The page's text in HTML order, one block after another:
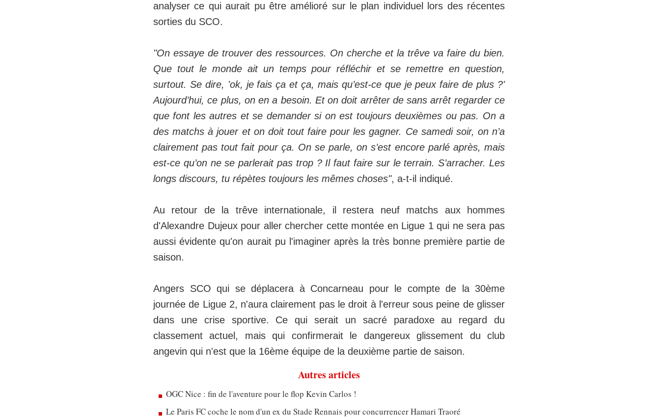
analyser ce qui aurait pu être amélioré sur le plan individuel lors des récentes
sorties du SCO.
"On essaye de trouver des ressources. On cherche et la trêve va faire du bien.
Que tout le monde ait un temps pour réfléchir et se remettre en question,
surtout. Se dire, 'ok, je fais ça et ça, mais qu’est-ce que je peux faire de plus ?'
Aujourd’hui, ce plus, on en a besoin. Et on doit arrêter de sans arrêt regarder ce
que font les autres et se demander si on est toujours deuxièmes ou pas. On a
des matchs à jouer et on doit tout faire pour les gagner. Ce samedi soir, on n’a
clairement pas tout fait pour ça. On se parle, on s’est encore parlé après, mais
est-ce qu’on ne se parlerait pas trop ? Il faut faire sur le terrain. S’arracher. Les
longs discours, tu répètes toujours les mêmes choses", a-t-il indiqué.
Au retour de la trêve internationale, il restera neuf matchs aux hommes
d'Alexandre Dujeux pour aller chercher cette montée en Ligue 1 qui ne sera pas
aussi évidente qu'on aurait pu l'imaginer après la très bonne première partie de
saison.
Angers SCO qui se déplacera à Concarneau pour le compte de la 30ème
journée de Ligue 2, n'aura clairement pas le droit à l'erreur sous peine de glisser
dans une crise sportive. Ce qui serait un sacré paradoxe au regard du
classement actuel, mais qui confirmerait le dangereux glissement du club
angevin qui n'est que la 16ème équipe de la deuxième partie de saison.
Autres articles
OGC Nice : fin de l'aventure pour le flop Kevin Carlos !
Le Paris FC coche le nom d'un ex du Stade Rennais pour concurrencer Hamari Traoré